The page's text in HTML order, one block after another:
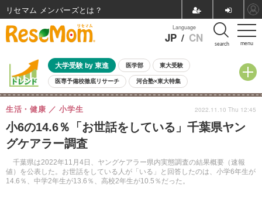
menu
Language
JP / CN search
大学受験 by 東進 医学部 東大受験
医専予備校徹底リサーチ 河合塾×東大特集
親子で考える大学選び 高校受験 中学受験 小学校受験
共通テスト 夏休み
8月開催イベント・WS 全国公立高校 過去問 人気記事
自由研究教材（小学生向け）
小6の14.6％「お世話をしている」千葉県ヤン
グケアラー調査
千葉県は2022年11月4日、ヤングケアラー県内実態調査の結果概要（速報
値）を公表した。お世話をしている人が「いる」と回答したのは、小学6年生が
14.6％、中学2年生が13.6％、高校2年生が10.5％だった。
生活・健康 小学生 2022.11.10 Thu 12:45
リセマム メンバーズ